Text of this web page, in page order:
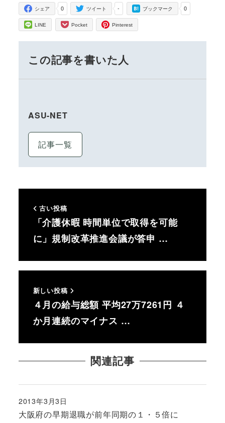
0
シェア -
ツイート 0
ブックマーク
LINE Pocket Pinterest
この記事を書いた人
ASU-NET
記事一覧
古い投稿
「介護休暇 時間単位で取得を可能
に」規制改革推進会議が答申 …
新しい投稿
４月の給与総額 平均27万7261円 ４
か月連続のマイナス …
関連記事
大阪府の早期退職が前年同期の１・５倍に
投稿日
2013年3月3日